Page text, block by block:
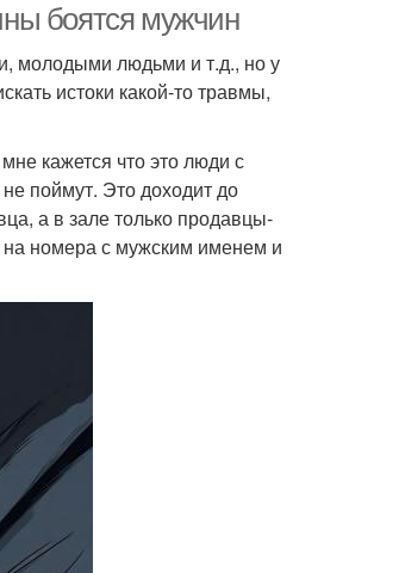
боятся мужчин
молодыми людьми и т.д., но у
истоки какой-то травмы,
кажется что это люди с
поймут. Это доходит до
а в зале только продавцы-
на номера с мужским именем и